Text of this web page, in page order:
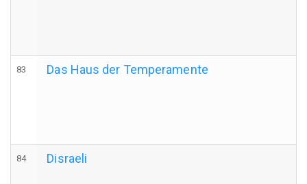
83 Das Haus der Temperamente
84 Disraeli